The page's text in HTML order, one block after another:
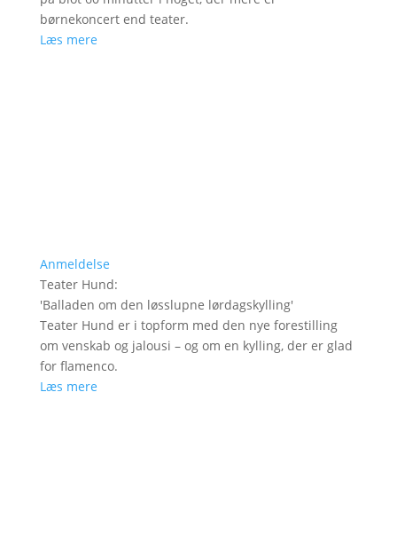
børnekoncert end teater.
Læs mere
Anmeldelse
Teater Hund:
'Balladen om den løsslupne lørdagskylling'
Teater Hund er i topform med den nye forestilling
om venskab og jalousi – og om en kylling, der er glad
for flamenco.
Læs mere